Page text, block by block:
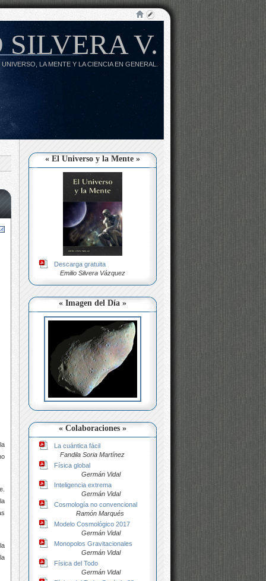
V.
LA MENTE Y LA CIENCIA EN GENERAL.
« El Universo y la Mente »
Descarga gratuita
Emilio Silvera Vázquez
« Imagen del Día »
« Colaboraciones »
La cuántica fácil
Fandila Soria Martínez
Física global
Germán Vidal
Inteligencia extrema
Germán Vidal
Cosmología no convencional
Ramón Marqués
Modelo Cosmológico 2017
Germán Vidal
Monopolos Gravitacionales
Germán Vidal
Física del Todo
Germán Vidal